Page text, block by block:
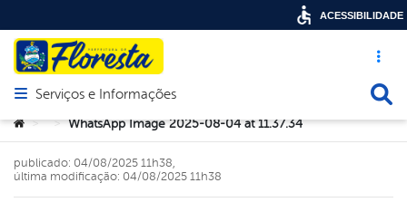
Acesso
Abrir menu principal de navegação
Serviços e Informações
Você está aqui:
> > WhatsApp Image 2025-08-04 at 11.37.34
publicado: 04/08/2025 11h38,
última modificação: 04/08/2025 11h38
ACESSIBILIDADE